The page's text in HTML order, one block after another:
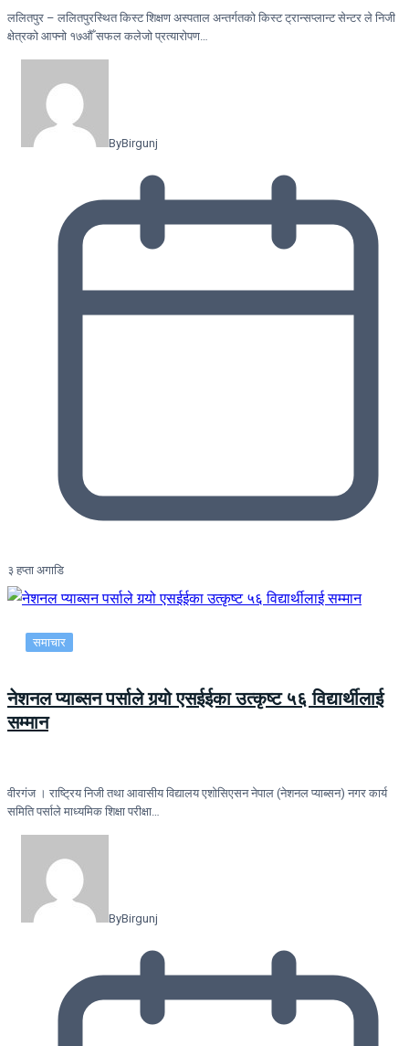
ललितपुर – ललितपुरस्थित किस्ट शिक्षण अस्पताल अन्तर्गतको किस्ट ट्रान्सप्लान्ट सेन्टर ले निजी
क्षेत्रको आफ्नो १७औँ सफल कलेजो प्रत्यारोपण…
ByBirgunj
३ हप्ता अगाडि
समाचार
नेशनल प्याब्सन पर्साले गर्‍यो एसईईका उत्कृष्ट ५६ विद्यार्थीलाई
सम्मान
वीरगंज । राष्ट्रिय निजी तथा आवासीय विद्यालय एशोसिएसन नेपाल (नेशनल प्याब्सन) नगर कार्य
समिति पर्साले माध्यमिक शिक्षा परीक्षा…
ByBirgunj